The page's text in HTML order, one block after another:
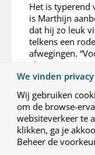
Het is typerend
is Marthijn
dat hij zo leuk
telkens een
afwegingen.
vliegen van
in de extremen.
maken, zonder
is voor mij de
beetje de
We vinden
Wij gebruiken
om de browse-
websiteverkeer te
klikken, ga je
Beheer de